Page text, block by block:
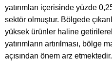
yatırımları içerisinde yüzde
sektör olmuştur. Bölgede
yüksek ürünler haline
yatırımların artırılması, bölge
açısından önem arz